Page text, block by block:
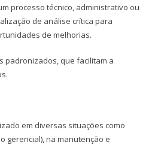
processo técnico, administrativo ou
de análise crítica para
de melhorias.
padronizados, que facilitam a
em diversas situações como
gerencial), na manutenção e